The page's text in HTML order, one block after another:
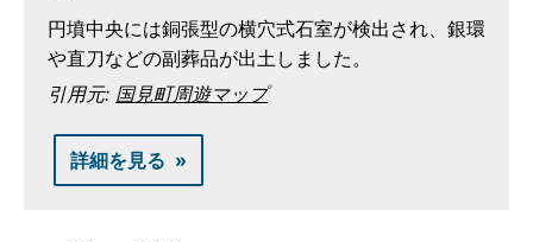
円墳中央には銅張型の横穴式石室が検出され、銀環
や直刀などの副葬品が出土しました。
引用元: 国見町周遊マップ
詳細を見る